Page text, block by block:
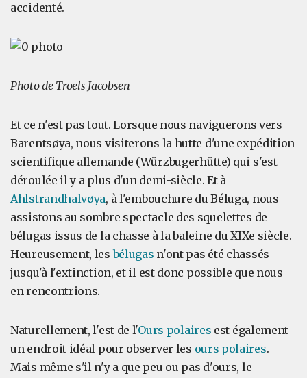
accidenté.
Photo de Troels Jacobsen
Et ce n'est pas tout. Lorsque nous naviguerons vers
Barentsøya, nous visiterons la hutte d'une expédition
scientifique allemande (Würzbugerhütte) qui s'est
déroulée il y a plus d'un demi-siècle. Et à
Ahlstrandhalvøya, à l'embouchure du Béluga, nous
assistons au sombre spectacle des squelettes de
bélugas issus de la chasse à la baleine du XIXe siècle.
Heureusement, lesbélugas n'ont pas été chassés
jusqu'à l'extinction, et il est donc possible que nous
en rencontrions.
Naturellement, l'est de l'Ours polaires est également
un endroit idéal pour observer les ours polaires.
Mais même s'il n'y a que peu ou pas d'ours, le